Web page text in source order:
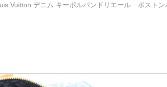
Vuitton デニム キーポルバンドリエール ボスト